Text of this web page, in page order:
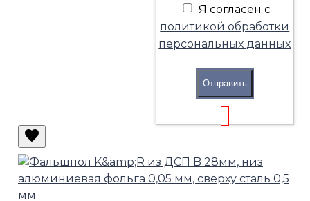
Я согласен с
политикой обработки
персональных данных
Отправить